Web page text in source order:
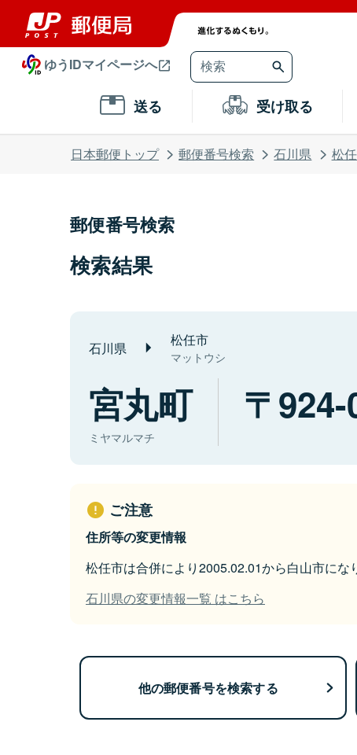
ゆうIDマイページへ
送る 受け取る
日本郵便トップ 郵便番号検索 石川県 松
郵便番号検索
検索結果
石川県 松任市
マットウシ
宮丸町
ミヤマルマチ
ご注意
住所等の変更情報
松任市は合併により2005.02.01から白山市にな
石川県の変更情報一覧 はこちら
他の郵便番号を検索する